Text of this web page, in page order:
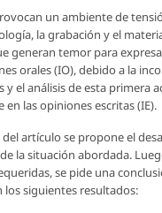
un ambiente de
la grabación y el
generan temor para
orales (IO), debido a la
y el análisis de esta primera
las opiniones escritas (IE).
del artículo se propone el
la situación abordada.
se pide una
los siguientes resultados: